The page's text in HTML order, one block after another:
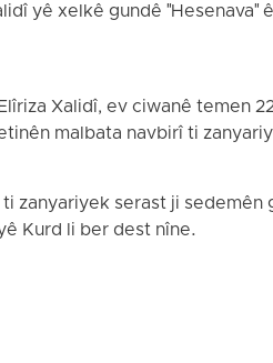
yê xelkê gundê
Xalidî, ev ciwanê temen
malbata navbirî ti
zanyariyek serast ji
Kurd li ber dest nîne.